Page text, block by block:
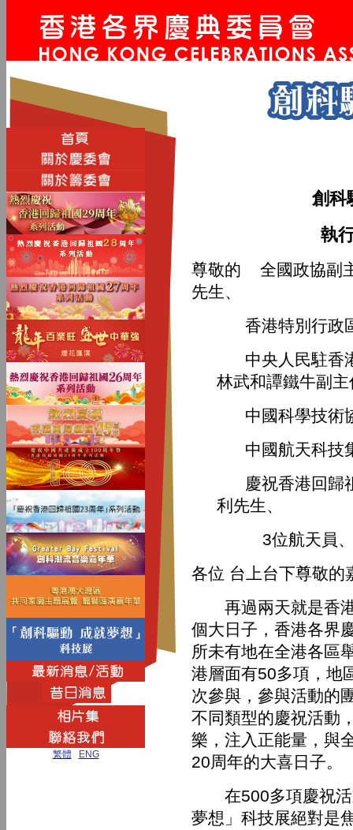
繁體 ENG
創科
執
尊敬的 全國政協副
先生、
香港特別行政
中央人民駐香
林武和譚鐵牛副主
中國科學技術
中國航天科技
慶祝香港回歸
利先生、
3位航天員、4位
各位 台上台下尊敬的
再過兩天就是香港
個大日子，香港各界
所未有地在全港各區
港層面有50多項，地
次參與，參與活動的
不同類型的慶祝活動
樂，注入正能量，與
20周年的大喜日子。
在500多項慶祝活
夢想」科技展絕對是